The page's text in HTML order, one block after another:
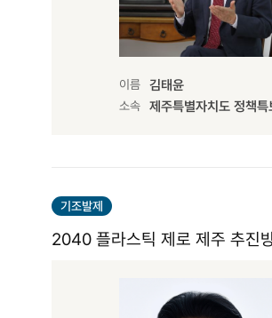
이름 김태윤
소속 제주특별자치도 정책특
기조발제
2040 플라스틱 제로 제주 추진